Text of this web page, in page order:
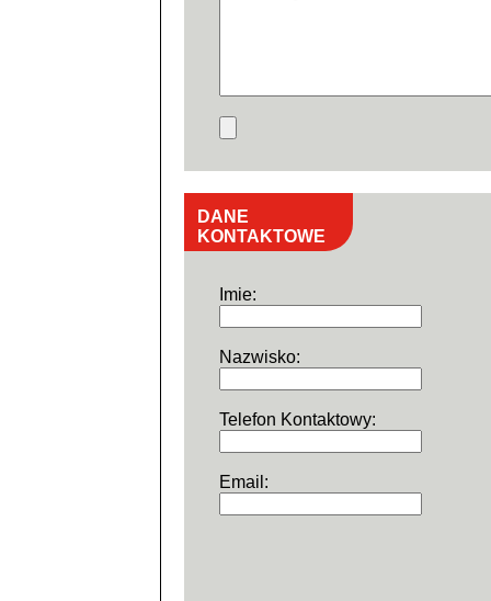
DANE
KONTAKTOWE
Imie:
Nazwisko:
Telefon Kontaktowy:
Email: